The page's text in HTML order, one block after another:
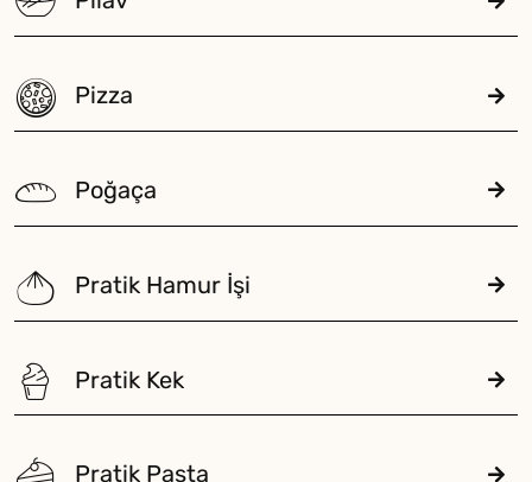
Pizza
Poğaça
Pratik Hamur İşi
Pratik Kek
Pratik Pasta